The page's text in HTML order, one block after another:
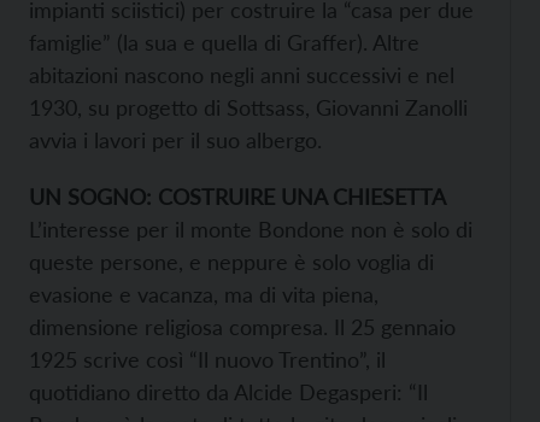
impianti sciistici) per costruire la “casa per due
famiglie” (la sua e quella di Graffer). Altre
abitazioni nascono negli anni successivi e nel
1930, su progetto di Sottsass, Giovanni Zanolli
avvia i lavori per il suo albergo.
UN SOGNO: COSTRUIRE UNA CHIESETTA
L’interesse per il monte Bondone non è solo di
queste persone, e neppure è solo voglia di
evasione e vacanza, ma di vita piena,
dimensione religiosa compresa. Il 25 gennaio
1925 scrive così “Il nuovo Trentino”, il
quotidiano diretto da Alcide Degasperi: “Il